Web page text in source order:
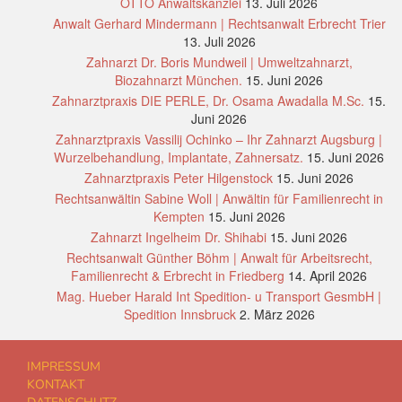
Anwalt Gerhard Mindermann | Rechtsanwalt Erbrecht Trier
13. Juli 2026
Zahnarzt Dr. Boris Mundweil | Umweltzahnarzt,
Biozahnarzt München. 15. Juni 2026
Zahnarztpraxis DIE PERLE, Dr. Osama Awadalla M.Sc. 15.
Juni 2026
Zahnarztpraxis Vassilij Ochinko – Ihr Zahnarzt Augsburg |
Wurzelbehandlung, Implantate, Zahnersatz. 15. Juni 2026
Zahnarztpraxis Peter Hilgenstock 15. Juni 2026
Rechtsanwältin Sabine Woll | Anwältin für Familienrecht in
Kempten 15. Juni 2026
Zahnarzt Ingelheim Dr. Shihabi 15. Juni 2026
Rechtsanwalt Günther Böhm | Anwalt für Arbeitsrecht,
Familienrecht & Erbrecht in Friedberg 14. April 2026
Mag. Hueber Harald Int Spedition- u Transport GesmbH |
Spedition Innsbruck 2. März 2026
IMPRESSUM
KONTAKT